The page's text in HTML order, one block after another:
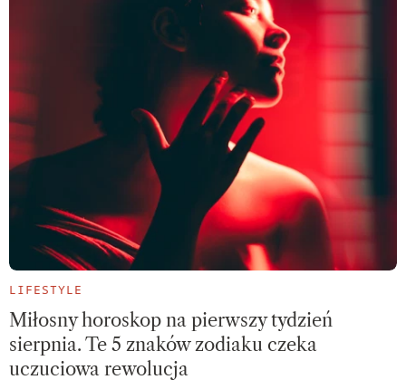
LIFESTYLE
Miłosny horoskop na pierwszy tydzień
sierpnia. Te 5 znaków zodiaku czeka
uczuciowa rewolucja